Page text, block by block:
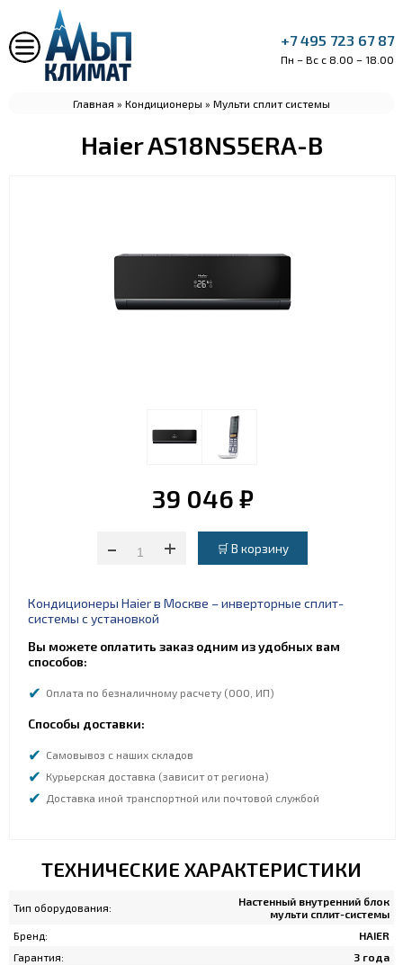
+7 495 723 67 87
Пн – Вс с 8.00 – 18.00
Главная » Кондиционеры » Мульти сплит системы
Haier AS18NS5ERA-B
39 046 ₽
-
+
Кондиционеры Haier в Москве – инверторные сплит-
системы с установкой
Вы можете оплатить заказ одним из удобных вам
способов:
Оплата по безналичному расчету (ООО, ИП)
Способы доставки:
Самовывоз с наших складов
Курьерская доставка (зависит от региона)
Доставка иной транспортной или почтовой службой
ТЕХНИЧЕСКИЕ ХАРАКТЕРИСТИКИ
Тип оборудования:
Настенный внутренний блок
мульти сплит-системы
Бренд:
HAIER
Гарантия:
3 года